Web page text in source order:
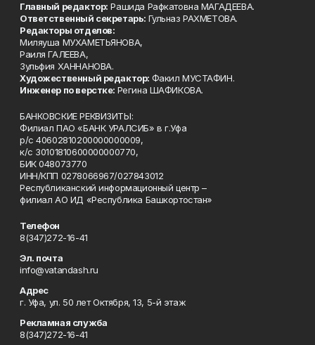
Главный редактор: Рашида Рафкатовна МАГАДЕЕВА.
Ответственный секретарь: Гульназ РАХМЕТОВА.
Редакторы отделов:
Миляуша МУХАМЕТЬЯНОВА,
Раиля ГАЛЕЕВА,
Зульфия ХАННАНОВА.
Художественный редактор: Факил МУСТАФИН.
Инженер по верстке: Регина ШАФИКОВА.
БАНКОВСКИЕ РЕКВИЗИТЫ:
Филиал ПАО «БАНК УРАЛСИБ» в г.Уфа
р/с 40602810200000000009,
к/с 30101810600000000770,
БИК 048073770
ИНН/КПП 0278066967/027843012
Республиканский информационный центр –
филиал АО ИД «Республика Башкортостан»
Телефон
8(347)272-16-41
Эл. почта
info@vatandash.ru
Адрес
г. Уфа, ул. 50 лет Октября, 13, 5-й этаж
Рекламная служба
8(347)272-16-41